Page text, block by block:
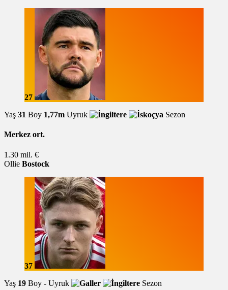
27
Yaş 31 Boy 1,77m Uyruk Sezon
Merkez ort.
1.30 mil. €
Ollie Bostock
37
Yaş 19 Boy - Uyruk Sezon